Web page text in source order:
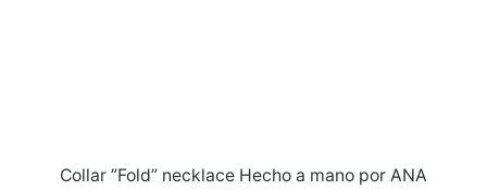
Collar ”Fold” necklace Hecho a mano por ANA